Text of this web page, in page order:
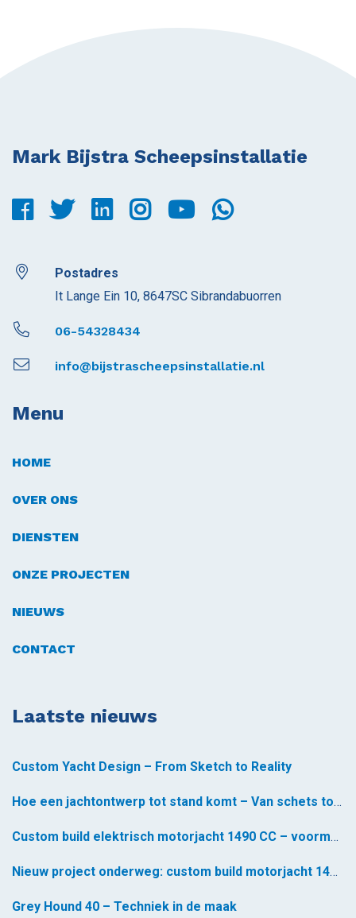
Mark Bijstra Scheepsinstallatie
Postadres
It Lange Ein 10, 8647SC Sibrandabuorren
06-54328434
info@bijstrascheepsinstallatie.nl
Menu
HOME
OVER ONS
DIENSTEN
ONZE PROJECTEN
NIEUWS
CONTACT
Laatste nieuws
Custom Yacht Design – From Sketch to Reality
Hoe een jachtontwerp tot stand komt – Van schets tot realiteit *
Custom build elektrisch motorjacht 1490 CC – voormontage gestart
Nieuw project onderweg: custom build motorjacht 1490 CC
Grey Hound 40 – Techniek in de maak